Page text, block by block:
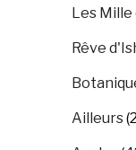
Les
Rêve
Ailleurs